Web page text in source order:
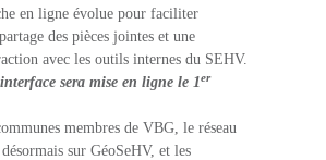
en ligne évolue pour faciliter
des pièces jointes et une
avec les outils internes du SEHV.
sera mise en ligne le 1er
membres de VBG, le réseau
sur GéoSeHV, et les